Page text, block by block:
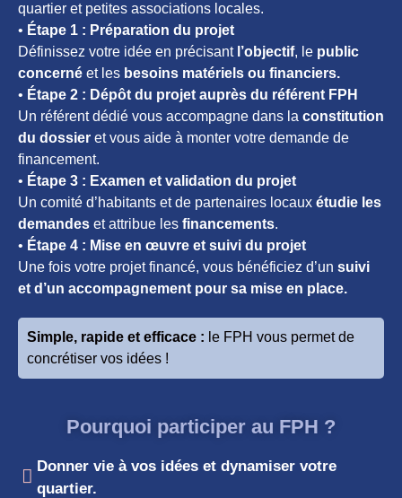
quartier et petites associations locales.
• Étape 1 : Préparation du projet
Définissez votre idée en précisant l’objectif, le public
concerné et les besoins matériels ou financiers.
• Étape 2 : Dépôt du projet auprès du référent FPH
Un référent dédié vous accompagne dans la constitution
du dossier et vous aide à monter votre demande de
financement.
• Étape 3 : Examen et validation du projet
Un comité d’habitants et de partenaires locaux étudie les
demandes et attribue les financements.
• Étape 4 : Mise en œuvre et suivi du projet
Une fois votre projet financé, vous bénéficiez d’un suivi
et d’un accompagnement pour sa mise en place.
Simple, rapide et efficace : le FPH vous permet de
concrétiser vos idées !
Pourquoi participer au FPH ?
Donner vie à vos idées et dynamiser votre
quartier.